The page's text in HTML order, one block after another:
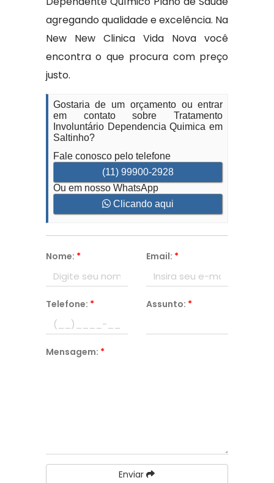
agregando qualidade e excelência. Na
New New Clinica Vida Nova você
encontra o que procura com preço
justo.
Gostaria de um orçamento ou entrar
em contato sobre Tratamento
Involuntário Dependencia Quimica em
Saltinho?
Fale conosco pelo telefone
(11) 99900-2928
Ou em nosso WhatsApp
Clicando aqui
Nome: * Email: *
Telefone: * Assunto: *
Mensagem: *
Enviar